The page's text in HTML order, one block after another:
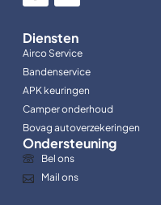
Diensten
Airco Service
Bandenservice
APK keuringen
Camper onderhoud
Bovag autoverzekeringen
Ondersteuning
Bel ons
Mail ons